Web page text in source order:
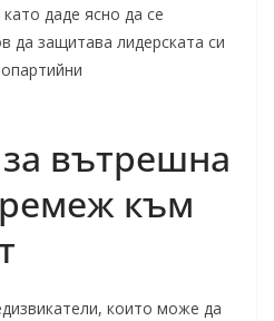
даде ясно да се
да защитава лидерската си
вътрешна
към
които може да